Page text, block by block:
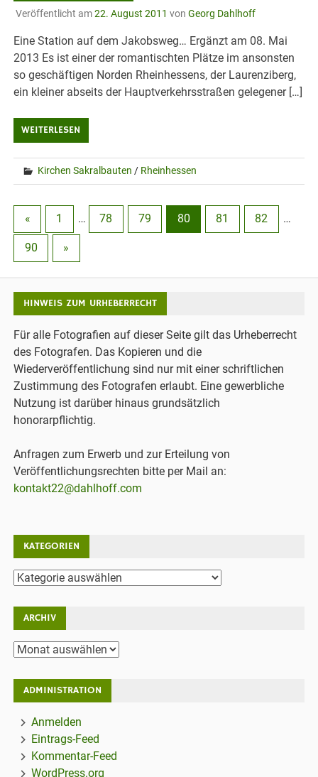
Veröffentlicht am22. August 2011 von Georg Dahlhoff
Eine Station auf dem Jakobsweg… Ergänzt am 08. Mai
2013 Es ist einer der romantischten Plätze im ansonsten
so geschäftigen Norden Rheinhessens, der Laurenziberg,
ein kleiner abseits der Hauptverkehrsstraßen gelegener […]
WEITERLESEN
Kirchen Sakralbauten / Rheinhessen
« 1 … 78 79 80 81 82 …
90 »
HINWEIS ZUM URHEBERRECHT
Für alle Fotografien auf dieser Seite gilt das Urheberrecht
des Fotografen. Das Kopieren und die
Wiederveröffentlichung sind nur mit einer schriftlichen
Zustimmung des Fotografen erlaubt. Eine gewerbliche
Nutzung ist darüber hinaus grundsätzlich
honorarpflichtig.
Anfragen zum Erwerb und zur Erteilung von
Veröffentlichungsrechten bitte per Mail an:
kontakt22@dahlhoff.com
KATEGORIEN
Kategorien
ARCHIV
Archiv
ADMINISTRATION
Anmelden
Eintrags-Feed
Kommentar-Feed
WordPress.org